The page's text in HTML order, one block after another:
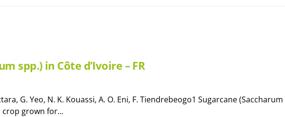
spp.) in Côte d’Ivoire – FR
G. Yeo, N. K. Kouassi, A. O. Eni, F. Tiendrebeogo1 Sugarcane (Saccharum
grown for...